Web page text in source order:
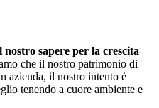
sapere per la crescita
che il nostro patrimonio di
azienda, il nostro intento è
tenendo a cuore ambiente e